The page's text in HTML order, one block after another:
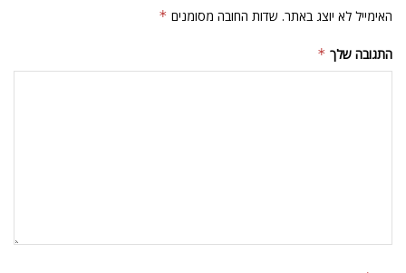
האימייל לא יוצג באתר. שדות החובה מסומנים *
התגובה שלך *